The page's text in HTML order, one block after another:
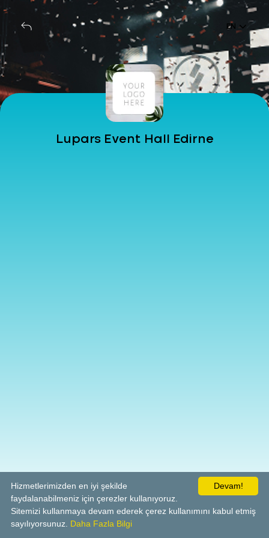
EN
Lupars Event Hall Edirne
Devam!
Hizmetlerimizden en iyi şekilde
faydalanabilmeniz için çerezler kullanıyoruz.
Sitemizi kullanmaya devam ederek çerez kullanımını kabul etmiş
sayılıyorsunuz. Daha Fazla Bilgi